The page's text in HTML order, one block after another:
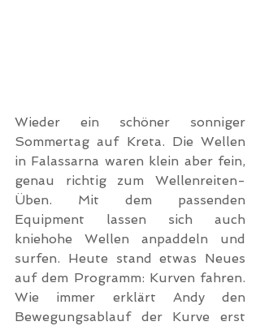
Wieder ein schöner sonniger
Sommertag auf Kreta. Die Wellen
in Falassarna waren klein aber fein,
genau richtig zum Wellenreiten-
Üben. Mit dem passenden
Equipment lassen sich auch
kniehohe Wellen anpaddeln und
surfen. Heute stand etwas Neues
auf dem Programm: Kurven fahren.
Wie immer erklärt Andy den
Bewegungsablauf der Kurve erst